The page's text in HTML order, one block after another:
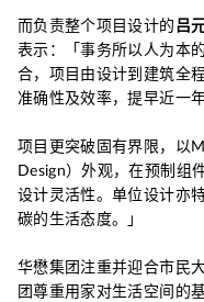
而负责整个项目设计的 吕
表示：「事务所以人为本
合，项目由设计到建筑全
准确性及效率，提早近一
项目更突破固有界限，以
Design）外观，在预制组
设计灵活性。单位设计亦
碳的生活态度。」
华懋集团注重并迎合市民
团尊重用家对生活空间的